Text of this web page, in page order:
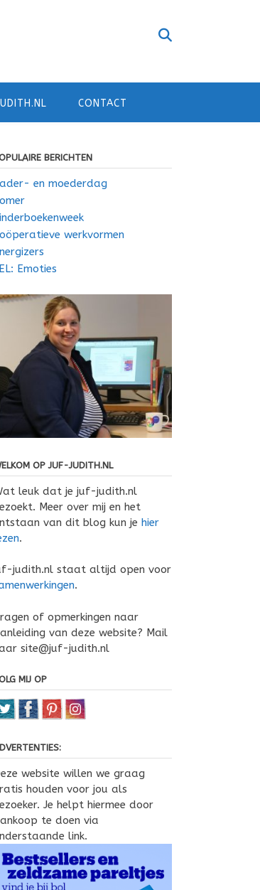
CONTACT
BERICHTEN
en moederdag
werkvormen
Emoties
OP JUF-JUDITH.NL
leuk dat je juf-judith.nl
Meer over mij en het
van dit blog kun je hier
.
judith.nl staat altijd open voor
.
of opmerkingen naar
van deze website? Mail
site@juf-judith.nl
MIJ OP
website willen we graag
houden voor jou als
Je helpt hiermee door
te doen via
link.